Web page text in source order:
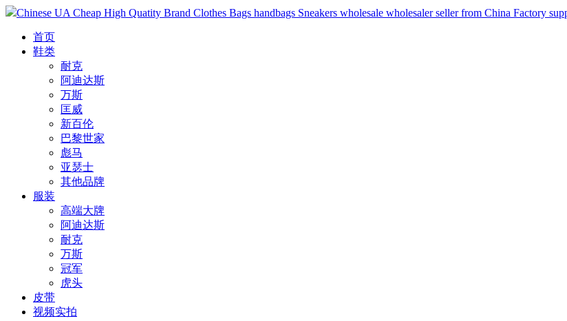
Chinese UA Cheap High Quatity Brand Clothes Bags handbags Sneakers wholesale wholesaler seller from China Factory
首页
鞋类
耐克
阿迪达斯
万斯
匡威
新百伦
巴黎世家
彪马
亚瑟士
其他品牌
服装
高端大牌
阿迪达斯
耐克
万斯
冠军
虎头
皮带
视频实拍